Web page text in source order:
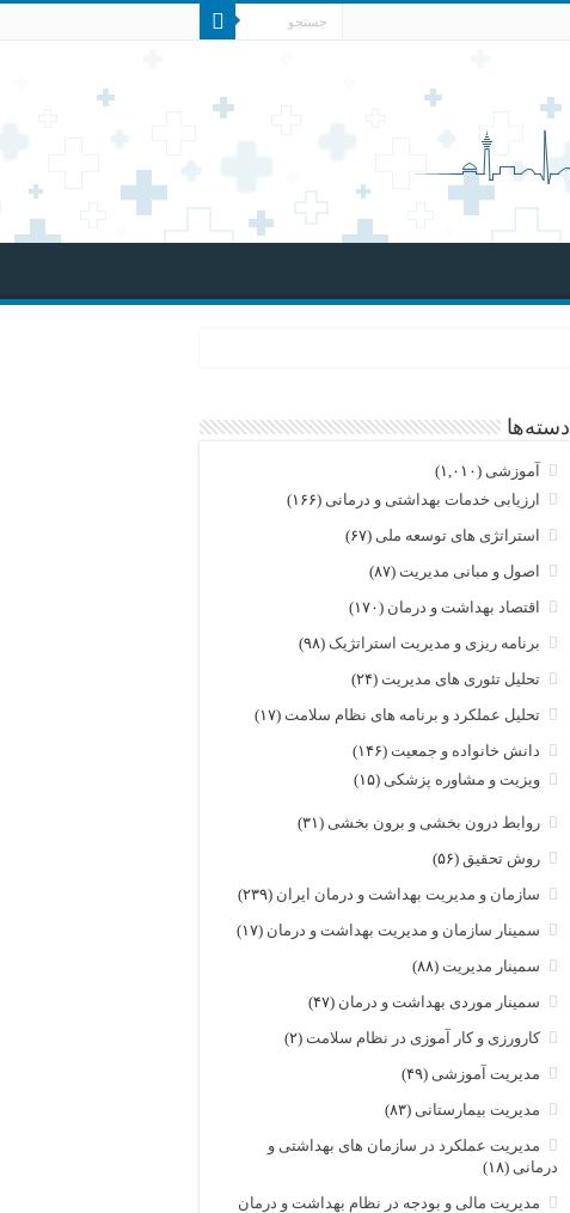
دسته‌ها
آموزشی (۱,۰۱۰)
ارزیابی خدمات بهداشتی و درمانی (۱۶۶)
استراتژی های توسعه ملی (۶۷)
اصول و مبانی مدیریت(۸۷)
اقتصاد بهداشت و درمان (۱۷۰)
برنامه ریزی و مدیریت استراتژیک (۹۸)
تحلیل تئوری های مدیریت(۲۴)
تحلیل عملکرد و برنامه های نظام سلامت(۱۷)
دانش خانواده و جمعیت(۱۴۶)
ویزیت و مشاوره پزشکی (۱۵)
روابط درون بخشی و برون بخشی (۳۱)
روش تحقیق(۵۶)
سازمان و مدیریت بهداشت و درمان ایران (۲۳۹)
سمینار سازمان و مدیریت بهداشت و درمان (۱۷)
سمینار مدیریت(۸۸)
سمینار موردی بهداشت و درمان (۴۷)
کارورزی و کار آموزی در نظام سلامت(۲)
مدیریت آموزشی (۴۹)
مدیریت بیمارستانی (۸۳)
مدیریت عملکرد در سازمان های بهداشتی و
درمانی (۱۸)
مدیریت مالی و بودجه در نظام بهداشت و درمان